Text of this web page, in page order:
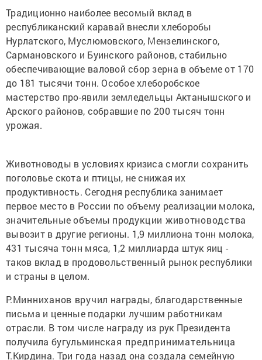
Традиционно наиболее весомый вклад в
республиканский каравай внесли хлеборобы
Нурлатского, Муслюмовского, Мензелинского,
Сармановского и Буинского районов, стабильно
обеспечивающие валовой сбор зерна в объеме от 170
до 181 тысячи тонн. Особое хлеборобское
мастерство про-явили земледельцы Актанышского и
Арского районов, собравшие по 200 тысяч тонн
урожая.
Животноводы в условиях кризиса смогли сохранить
поголовье скота и птицы, не снижая их
продуктивность. Сегодня республика занимает
первое место в России по объему реализации молока,
значительные объемы продукции животноводства
вывозит в другие регионы. 1,9 миллиона тонн молока,
431 тысяча тонн мяса, 1,2 миллиарда штук яиц -
таков вклад в продовольственный рынок республики
и страны в целом.
Р.Минниханов вручил награды, благодарственные
письма и ценные подарки лучшим работникам
отрасли. В том числе награду из рук Президента
получила бугульминская предпринимательница
Т.Кирдина. Три года назад она создала семейную